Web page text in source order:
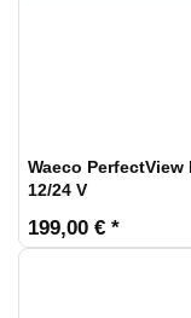
Waeco
12/24 V
199,00 € *